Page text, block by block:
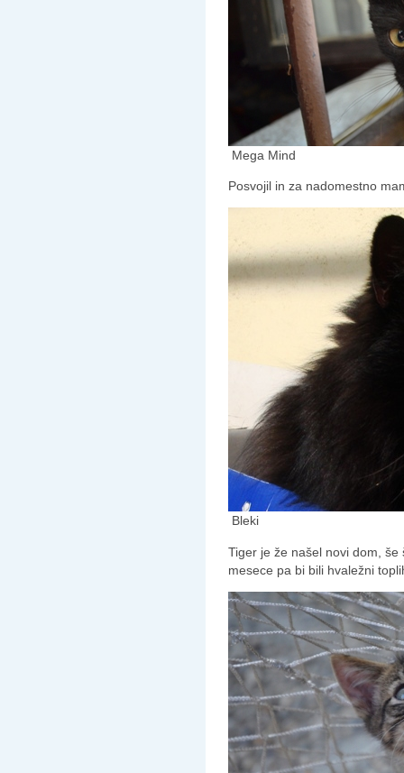
Mega Mind
Posvojil in za nadomestno
Bleki
Tiger je že našel novi dom,
mesece pa bi bili hvaležni